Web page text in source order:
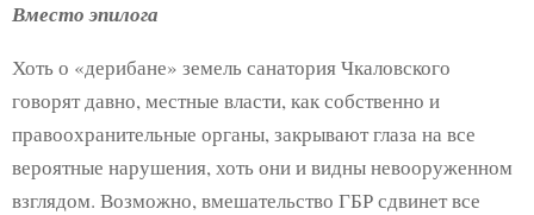
Вместо эпилога
Хоть о «дерибане» земель санатория Чкаловского
говорят давно, местные власти, как собственно и
правоохранительные органы, закрывают глаза на все
вероятные нарушения, хоть они и видны невооруженном
взглядом. Возможно, вмешательство ГБР сдвинет все